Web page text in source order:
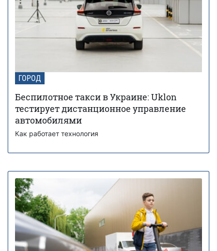
ГОРОД
Беспилотное такси в Украине: Uklon
тестирует дистанционное управление
автомобилями
Как работает технология